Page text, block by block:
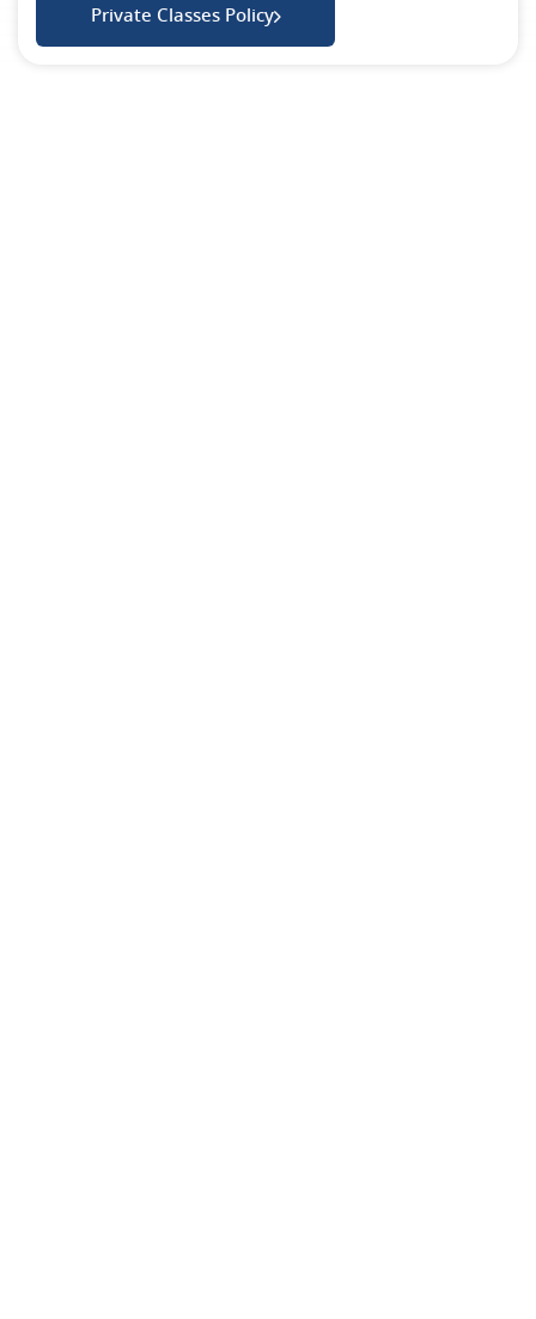
Private Classes Policy